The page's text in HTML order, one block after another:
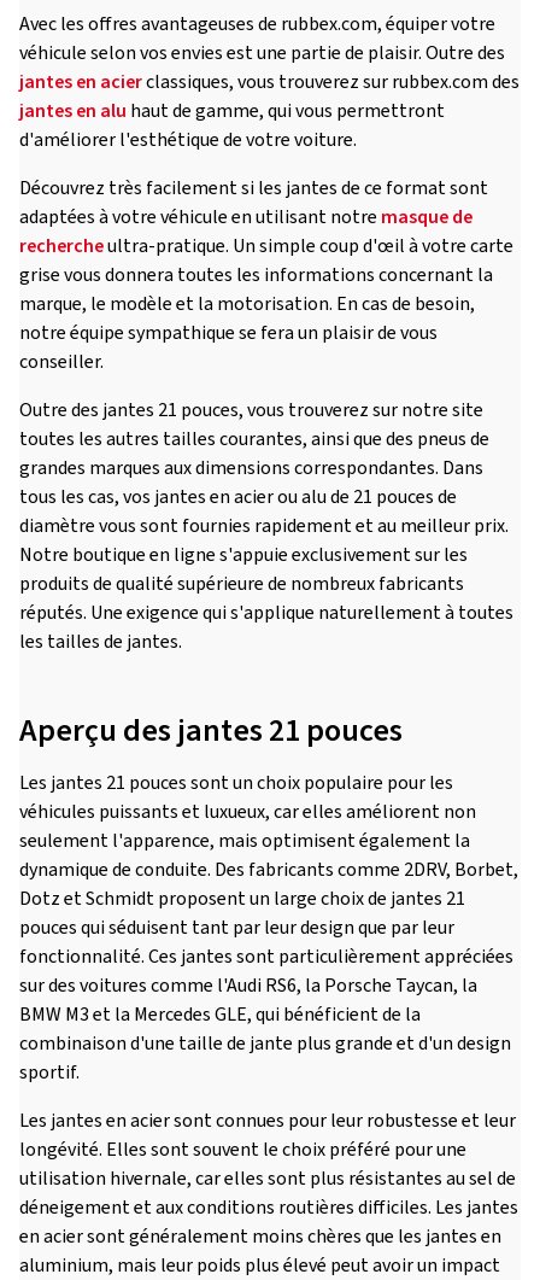
Avec les offres avantageuses de rubbex.com, équiper votre
véhicule selon vos envies est une partie de plaisir. Outre des
jantes en acierclassiques, vous trouverez sur rubbex.com des
jantes en alu haut de gamme, qui vous permettront
d'améliorer l'esthétique de votre voiture.
Découvrez très facilement si les jantes de ce format sont
adaptées à votre véhicule en utilisant notre masque de
rechercheultra-pratique. Un simple coup d'œil à votre carte
grise vous donnera toutes les informations concernant la
marque, le modèle et la motorisation. En cas de besoin,
notre équipe sympathique se fera un plaisir de vous
conseiller.
Outre des jantes 21 pouces, vous trouverez sur notre site
toutes les autres tailles courantes, ainsi que des pneus de
grandes marques aux dimensions correspondantes. Dans
tous les cas, vos jantes en acier ou alu de 21 pouces de
diamètre vous sont fournies rapidement et au meilleur prix.
Notre boutique en ligne s'appuie exclusivement sur les
produits de qualité supérieure de nombreux fabricants
réputés. Une exigence qui s'applique naturellement à toutes
les tailles de jantes.
Aperçu des jantes 21 pouces
Les jantes 21 pouces sont un choix populaire pour les
véhicules puissants et luxueux, car elles améliorent non
seulement l'apparence, mais optimisent également la
dynamique de conduite. Des fabricants comme 2DRV, Borbet,
Dotz et Schmidt proposent un large choix de jantes 21
pouces qui séduisent tant par leur design que par leur
fonctionnalité. Ces jantes sont particulièrement appréciées
sur des voitures comme l'Audi RS6, la Porsche Taycan, la
BMW M3 et la Mercedes GLE, qui bénéficient de la
combinaison d'une taille de jante plus grande et d'un design
sportif.
Les jantes en acier sont connues pour leur robustesse et leur
longévité. Elles sont souvent le choix préféré pour une
utilisation hivernale, car elles sont plus résistantes au sel de
déneigement et aux conditions routières difficiles. Les jantes
en acier sont généralement moins chères que les jantes en
aluminium, mais leur poids plus élevé peut avoir un impact